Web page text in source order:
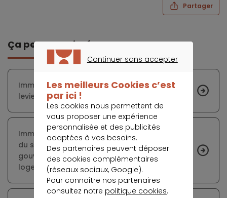
Partager
Ça peut vous intéresser
Immobilier : comment fonctionne l’effet de
levier ?
Immobilier : la déception des professionnels
du secteur suite aux annonces du
gouvernement pour contenir la crise du
logement
Continuer sans accepter
Les meilleurs Cookies c’est
par ici !
Les cookies nous permettent de
vous proposer une expérience
personnalisée et des publicités
adaptées à vos besoins.
Des partenaires peuvent déposer
des cookies complémentaires
(réseaux sociaux, Google).
Pour connaître nos partenaires
consultez notre politique cookies.